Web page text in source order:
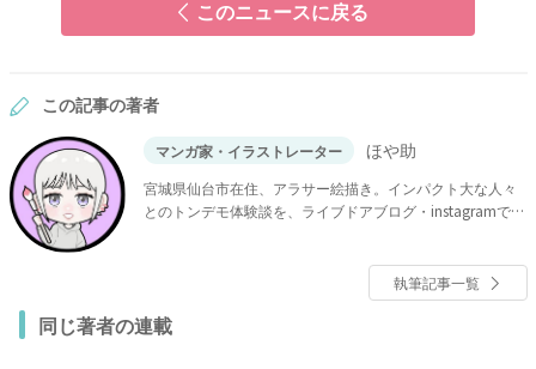
このニュースに戻る
この記事の著者
マンガ家・イラストレーター ほや助
宮城県仙台市在住、アラサー絵描き。インパクト大な人々
とのトンデモ体験談を、ライブドアブログ・instagramで連
執筆記事一覧
同じ著者の連載